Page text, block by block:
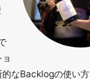
なBacklogの使い方